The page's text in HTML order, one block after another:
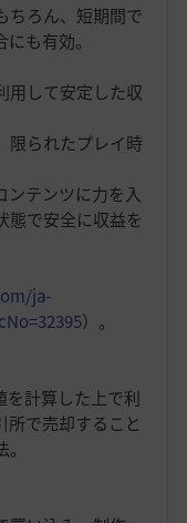
ちろん、短期間で
も有効。
用して安定した収
限られたプレイ時
ンテンツに力を入
態で安全に収益を
ja-
）。
を計算した上で利
所で売却すること